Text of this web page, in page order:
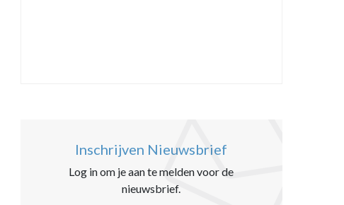
Inschrijven Nieuwsbrief
Log in om je aan te melden voor de
nieuwsbrief.